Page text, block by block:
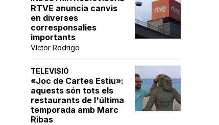
RTVE anuncia canvis
en diverses
corresponsalies
importants
Víctor Rodrigo
TELEVISIÓ
«Joc de Cartes Estiu»:
aquests són tots els
restaurants de l'última
temporada amb Marc
Ribas